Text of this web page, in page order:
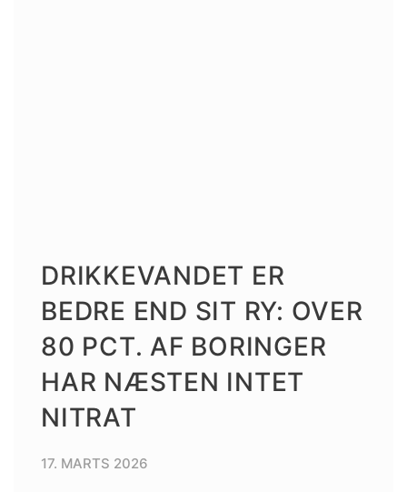
DRIKKEVANDET ER
BEDRE END SIT RY: OVER
80 PCT. AF BORINGER
HAR NÆSTEN INTET
NITRAT
17. MARTS 2026